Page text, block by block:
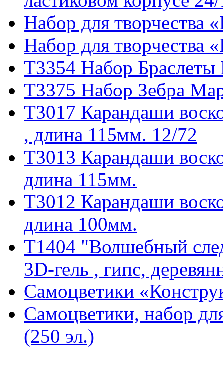
Набор для творчества
Набор для творчества
T3354 Набор Браслеты
T3375 Набор Зебра
T3017 Карандаши
, длина 115мм. 12/72
T3013 Карандаши
длина 115мм.
T3012 Карандаши
длина 100мм.
T1404 "Волшебный
3D-гель , гипс,
Самоцветики
Самоцветики, набор
(250 эл.)